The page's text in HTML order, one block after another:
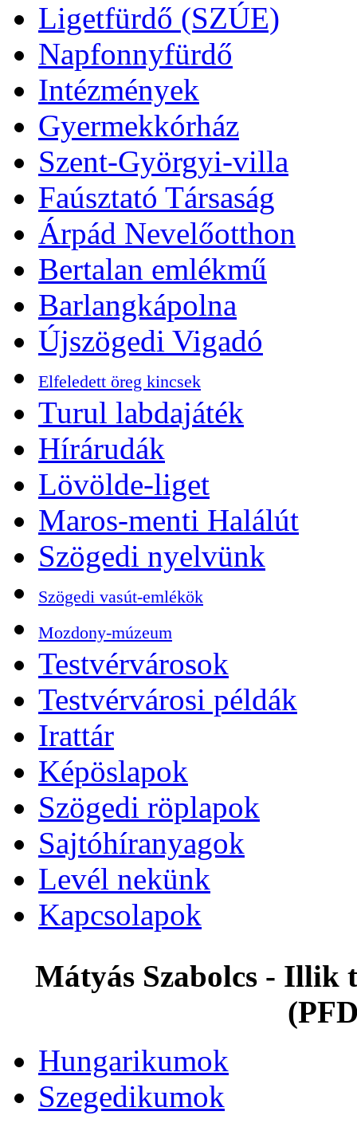
Ligetfürdő (SZÚE)
Napfonnyfürdő
Intézmények
Gyermekkórház
Szent-Györgyi-villa
Faúsztató Társaság
Árpád Nevelőotthon
Bertalan emlékmű
Barlangkápolna
Újszögedi Vigadó
Elfeledett öreg kincsek
Turul labdajáték
Hírárudák
Lövölde-liget
Maros-menti Halálút
Szögedi nyelvünk
Szögedi vasút-emlékök
Mozdony-múzeum
Testvérvárosok
Testvérvárosi példák
Irattár
Képöslapok
Szögedi röplapok
Sajtóhíranyagok
Levél nekünk
Kapcsolapok
Mátyás Szabolcs - Illik
Hungarikumok
Szegedikumok